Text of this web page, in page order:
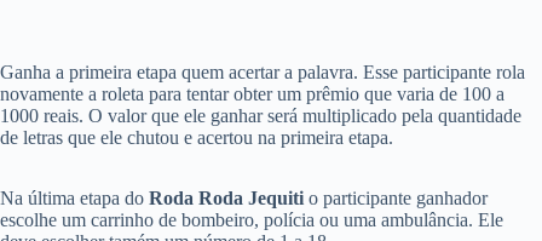
Ganha a primeira etapa quem acertar a palavra. Esse participante rola
novamente a roleta para tentar obter um prêmio que varia de 100 a
1000 reais. O valor que ele ganhar será multiplicado pela quantidade
de letras que ele chutou e acertou na primeira etapa.
Na última etapa do Roda Roda Jequiti o participante ganhador
escolhe um carrinho de bombeiro, polícia ou uma ambulância. Ele